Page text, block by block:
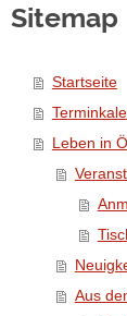
Sitemap
Startseite
Leben in
Aus